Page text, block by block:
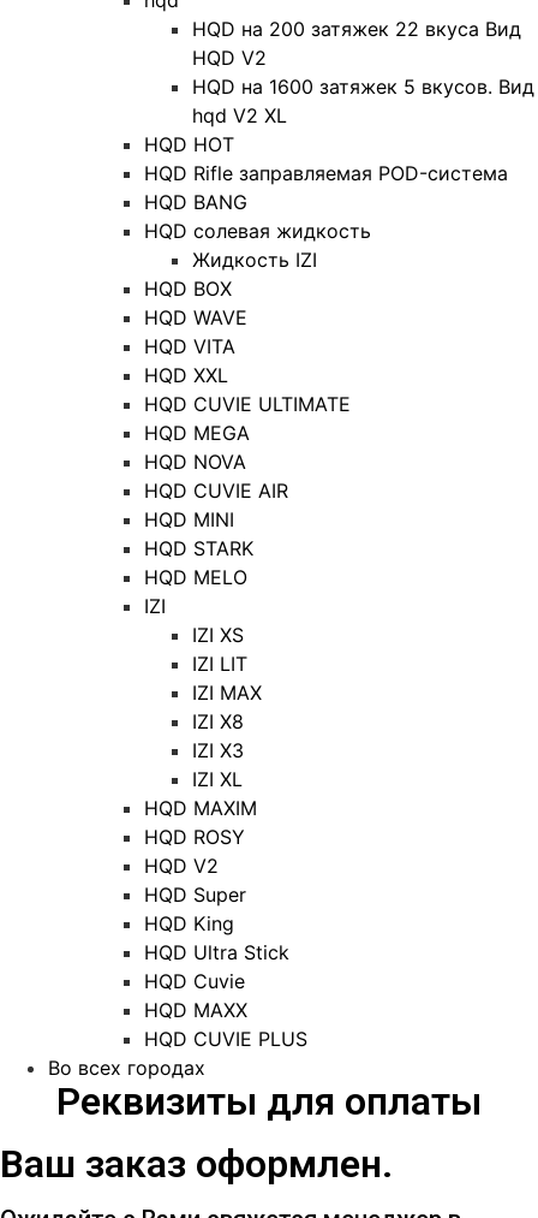
HQD на 200 затяжек 22 вкуса Вид
HQD V2
HQD на 1600 затяжек 5 вкусов. Вид
hqd V2 XL
HQD HOT
HQD Rifle заправляемая POD-система
HQD BANG
HQD солевая жидкость
Жидкость IZI
HQD BOX
HQD WAVE
HQD VITA
HQD XXL
HQD CUVIE ULTIMATE
HQD MEGA
HQD NOVA
HQD CUVIE AIR
HQD MINI
HQD STARK
HQD MELO
IZI
IZI XS
IZI LIT
IZI MAX
IZI X8
IZI X3
IZI XL
HQD MAXIM
HQD ROSY
HQD V2
HQD Super
HQD King
HQD Ultra Stick
HQD Cuvie
HQD MAXX
HQD CUVIE PLUS
Во всех городах
Реквизиты для оплаты
Ваш заказ оформлен.